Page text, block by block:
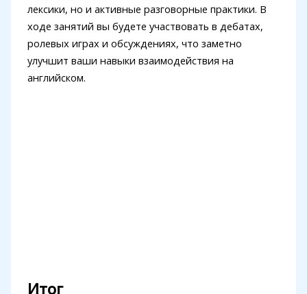
лексики, но и активные разговорные практики. В
ходе занятий вы будете участвовать в дебатах,
ролевых играх и обсуждениях, что заметно
улучшит ваши навыки взаимодействия на
английском.
Итог